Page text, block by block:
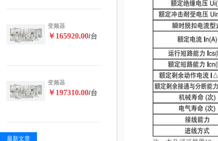
变频器
￥165920.00/台
变频器
￥197310.00/台
最新文章